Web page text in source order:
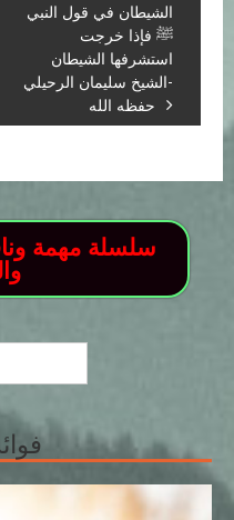
الشيطان في قول النبي
ﷺ فإذا خرجت
استشرفها الشيطان
-الشيخ سليمان الرحيلي
حفظه الله
سلسلة مهمة